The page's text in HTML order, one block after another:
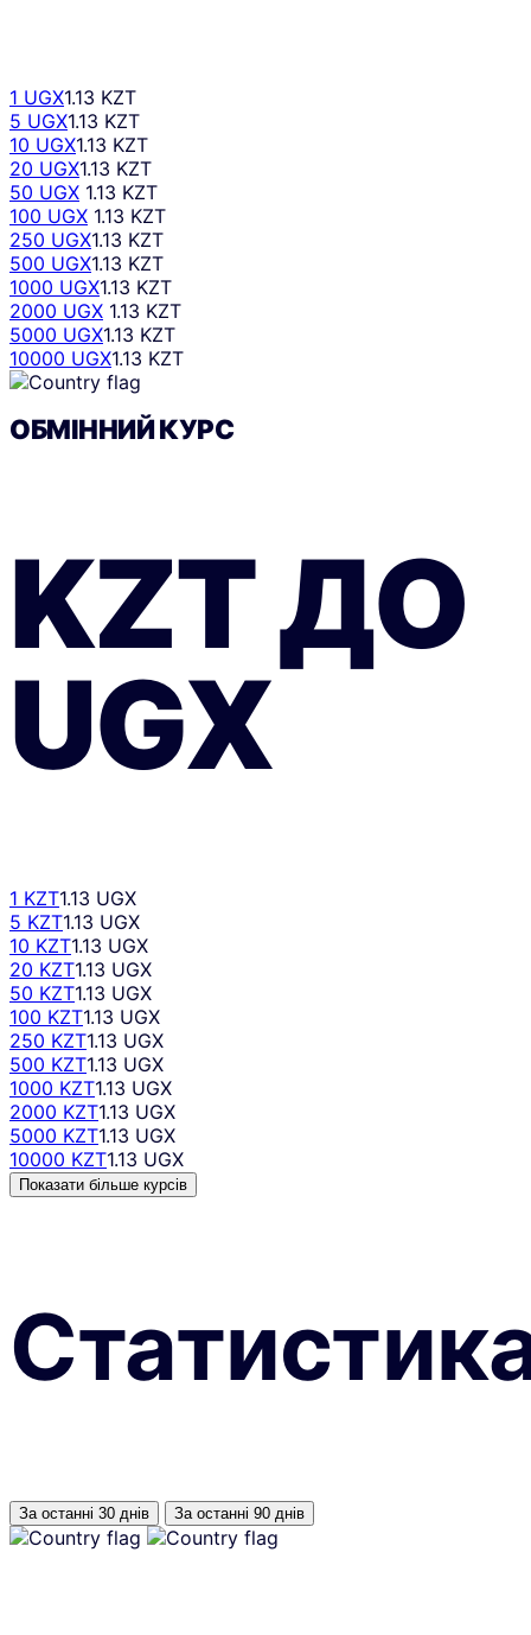
1 UGX1.13 KZT
5 UGX1.13 KZT
10 UGX1.13 KZT
20 UGX1.13 KZT
50 UGX 1.13 KZT
100 UGX 1.13 KZT
250 UGX1.13 KZT
500 UGX1.13 KZT
1000 UGX1.13 KZT
2000 UGX 1.13 KZT
5000 UGX1.13 KZT
10000 UGX1.13 KZT
ОБМІННИЙ КУРС
KZTДО
UGX
1 KZT1.13 UGX
5 KZT1.13 UGX
10 KZT1.13 UGX
20 KZT1.13 UGX
50 KZT1.13 UGX
100 KZT1.13 UGX
250 KZT1.13 UGX
500 KZT1.13 UGX
1000 KZT1.13 UGX
2000 KZT1.13 UGX
5000 KZT1.13 UGX
10000 KZT1.13 UGX
Показати більше курсів
За останні 30 днів За останні 90 днів